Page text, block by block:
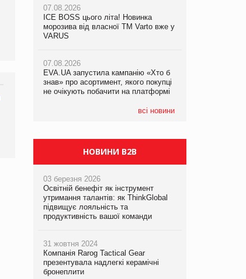
07.08.2026
ICE BOSS цього літа! Новинка
морозива від власної ТМ Varto вже у
VARUS
07.08.2026
EVA.UA запустила кампанію «Хто б
знав» про асортимент, якого покупці
не очікують побачити на платформі
всі новини
06.08.2026
Смачна новинка для хвостатих: у
VARUS з’явилися паучі Varto Paw
05.08.2026
Мережа супермаркетів VARUS купує
мережу магазинів формату
компанія налічуватиме 374 магазини
07.08.2026
Франція заборонила рекламні дзвінки
НОВИНИ B2B
03 березня 2026
Освітній бенефіт як інструмент
утримання талантів: як ThinkGlobal
підвищує лояльність та
продуктивність вашої команди
31 жовтня 2024
Компанія Rarog Tactical Gear
презентувала надлегкі керамічні
бронеплити